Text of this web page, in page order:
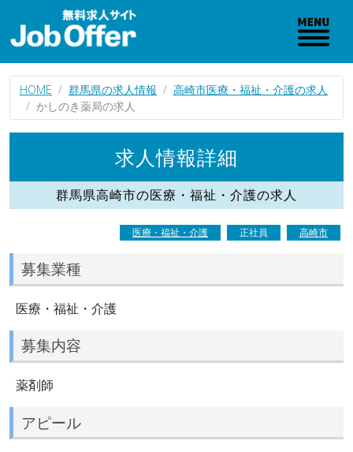
HOME 群馬県の求人情報
高崎市医療・福祉・介護の求人
かしのき薬局の求人
求人情報詳細
群馬県高崎市の医療・福祉・介護の求人
医療・福祉・介護 正社員 高崎市
募集業種
医療・福祉・介護
募集内容
薬剤師
アピール